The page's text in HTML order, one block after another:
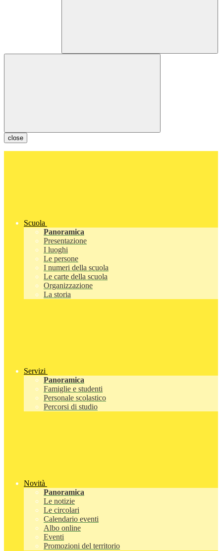
close
Scuola
Panoramica
Presentazione
I luoghi
Le persone
I numeri della scuola
Le carte della scuola
Organizzazione
La storia
Servizi
Panoramica
Famiglie e studenti
Personale scolastico
Percorsi di studio
Novità
Panoramica
Le notizie
Le circolari
Calendario eventi
Albo online
Eventi
Promozioni del territorio